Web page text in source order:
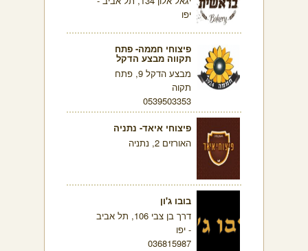
יפו
פיצוחי חממה- פתח
תקווה מבצע הדקל
מבצע הדקל 9, פתח
תקוה
0539503353
פיצוחי איאד- נתניה
האורזים 2, נתניה
בובו ג'ון
דרך בן צבי 106, תל אביב
- יפו
036815987